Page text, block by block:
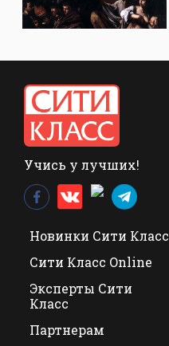
Учись у лучших!
Новинки Сити Класс
Сити Класс Online
Эксперты Сити
Класс
Партнерам